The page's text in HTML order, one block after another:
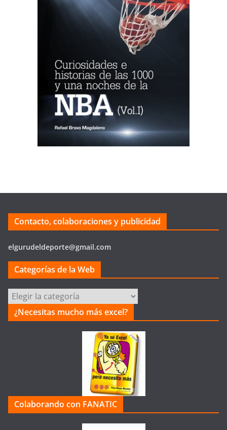
Contacto, colaboraciones y publicidad
elgurudeldeporte@gmail.com
Categorías de la Web
Categorías
de
la
¿Necesitas mucho más excel?
Colaborando con FANATIC